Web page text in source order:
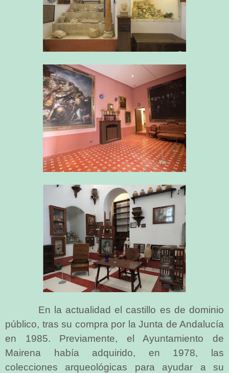
En la actualidad el castillo es de dominio
público, tras su compra por la Junta de Andalucía
en 1985. Previamente, el Ayuntamiento de
Mairena había adquirido, en 1978, las
colecciones arqueológicas para ayudar a su